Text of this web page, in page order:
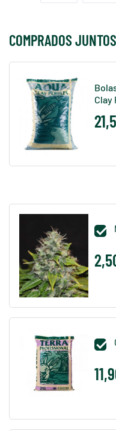
COMPRADOS
Clay

